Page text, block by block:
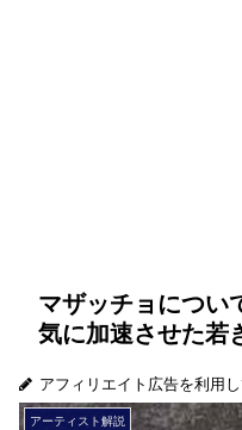
マザッチョについ
気に加速させた若
アフィリエイト広告を利用し
アーティスト解説